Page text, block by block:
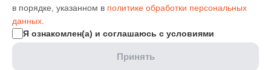
в порядке, указанном в политике обработки персональных
данных
Я ознакомлен(а) и соглашаюсь с условиями
Принять